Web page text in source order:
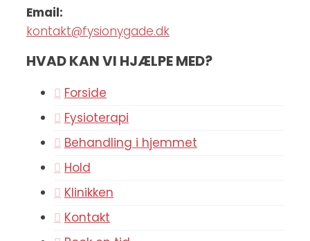
Email:
kontakt@fysionygade.dk
HVAD KAN VI HJÆLPE MED?
Forside
Fysioterapi
Behandling i hjemmet
Hold
Klinikken
Kontakt